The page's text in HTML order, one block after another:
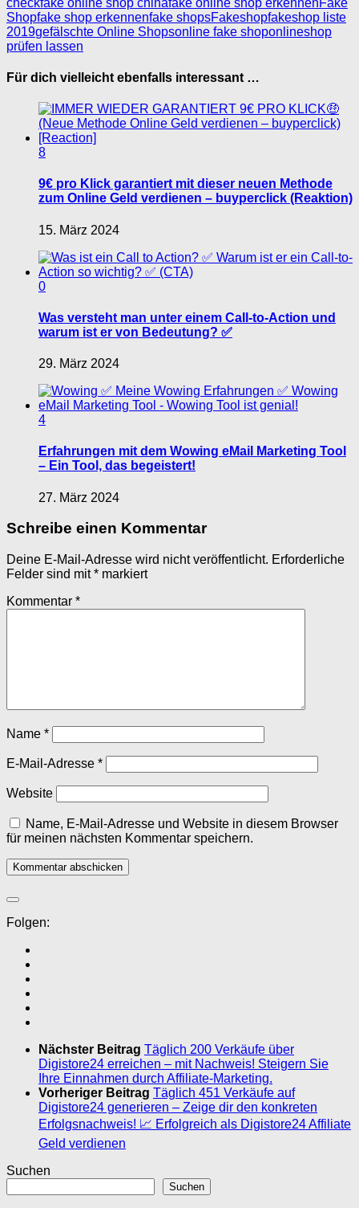
Shopfake shop erkennenfake shopsFakeshopfakeshop liste
2019gefälschte Online Shopsonline fake shoponlineshop
prüfen lassen
Für dich vielleicht ebenfalls interessant …
8
9€ pro Klick garantiert mit dieser neuen Methode
zum Online Geld verdienen – buyperclick (Reaktion)
15. März 2024
0
Was versteht man unter einem Call-to-Action und
warum ist er von Bedeutung? ✅
29. März 2024
4
Erfahrungen mit dem Wowing eMail Marketing Tool
– Ein Tool, das begeistert!
27. März 2024
Schreibe einen Kommentar
Deine E-Mail-Adresse wird nicht veröffentlicht. Erforderliche
Felder sind mit* markiert
Kommentar *
Name *
E-Mail-Adresse *
Website
Name, E-Mail-Adresse und Website in diesem Browser
für meinen nächsten Kommentar speichern.
Folgen:
Nächster Beitrag Täglich 200 Verkäufe über
Digistore24 erreichen – mit Nachweis! Steigern Sie
Ihre Einnahmen durch Affiliate-Marketing.
Vorheriger Beitrag Täglich 451 Verkäufe auf
Digistore24 generieren – Zeige dir den konkreten
Erfolgsnachweis! 📈 Erfolgreich als Digistore24 Affiliate
Geld verdienen
Suchen
Suchen